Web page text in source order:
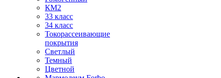
КМ2
33 класс
34 класс
Токорассеивающие
покрытия
Светлый
Темный
Цветной